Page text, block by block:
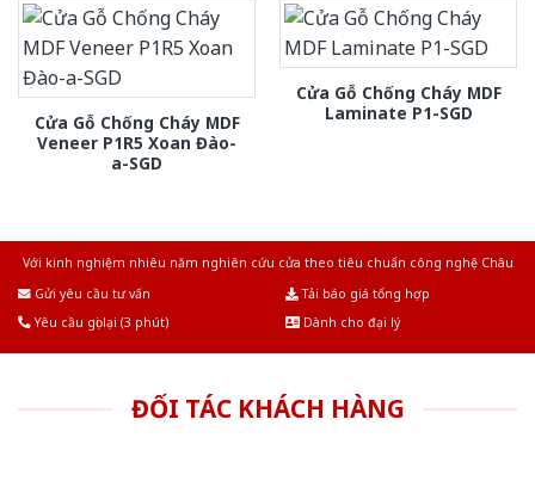
Cửa Gỗ Chống Cháy MDF
Veneer P1R5 Xoan Đào-
a-SGD
Cửa Gỗ Chống Cháy MDF
Laminate P1-SGD
Với kinh nghiệm nhiêu năm nghiên cứu cửa theo tiêu chuẩn công nghệ Châu
Gửi yêu cầu tư vấn
Tải báo giá tổng hợp
Yêu cầu gọi lại (3 phút)
Dành cho đại lý
ĐỐI TÁC KHÁCH HÀNG